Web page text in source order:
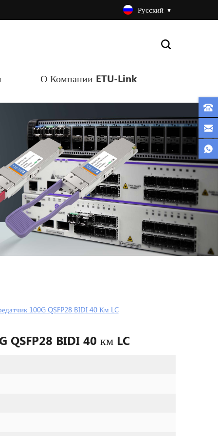
Русский
О Компании ETU-Link
100G QSFP28 BIDI 40 Км LC
QSFP28 BIDI 40 км LC